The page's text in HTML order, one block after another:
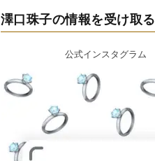
澤口珠子の情報を受け取る
公式インスタグラム